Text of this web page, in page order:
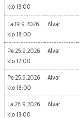
13:00
La 19.9.2026
18:00
Alvar
Pe 25.9.2026
12:00
Alvar
Pe 25.9.2026
18:00
Alvar
La 26.9.2026
13:00
Alvar